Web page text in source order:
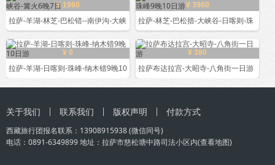
¥ 1960
拉萨-羊湖-林芝-巴松错--南伊沟-大峡
¥ 3960
拉萨-林芝-巴松措-大峡谷-日喀则-珠
¥ 0
拉萨-羊湖-日喀则-珠峰-纳木错9晚10
¥ 380
拉萨布达拉宫-大昭寺-八角街一日游
关于我们 联系我们 版权声明 付款方式
西藏旅行团报名联系： 13908915938(微信同号)
电话：0891-6349899 地址：拉萨市慈松塘中路司法小区内(查看地图)